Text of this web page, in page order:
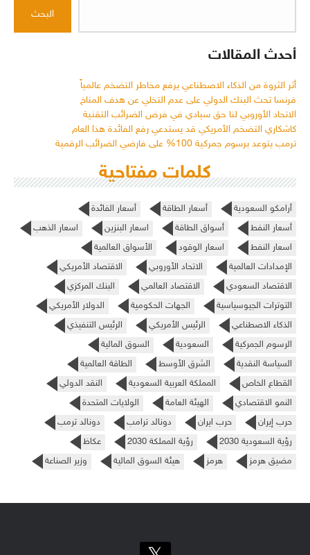
البحث
أحدث المقالات
أثر الثروة من الذكاء الاصطناعي يرفع مخاطر التضخم عالمياً
فرنسا تحث البنك الدولي على عدم التخلي عن هدف المناخ
الاتحاد الأوروبي لنا حق سيادي في فرض الضرائب التقنية
كاشكاري التضخم الأمريكي قد يستدعي رفع الفائدة هذا العام
ترمب يتوعد برسوم جمركية 100% على فارضي الضرائب الرقمية
كلمات مفتاحية
أرامكو السعودية أسعار الطاقة
أسعار الفائدة
أسعار النفط
أسواق الطاقة اسعار البنزين
اسعار الذهب
اسعار النفط
اسعار الوقود
الأسواق العالمية
الإمدادات العالمية
الاتحاد الأوروبي
الاقتصاد الأمريكي
الاقتصاد السعودي
الاقتصاد العالمي
البنك المركزي
التوترات الجيوسياسية
الجهات الحكومية
الدولار الأمريكي
الذكاء الاصطناعي
الرئيس الأمريكي
الرئيس التنفيذي
الرسوم الجمركية
السعودية
السوق المالية
السياسة النقدية
الشرق الأوسط
الطاقة العالمية
القطاع الخاص
المملكة العربية السعودية
النقد الدولي
النمو الاقتصادي
الهيئة العامة
الولايات المتحدة
حرب إيران
حرب ايران دونالد ترامب
دونالد ترمب
رؤية السعودية 2030
رؤية المملكة 2030
عكاظ
مضيق هرمز
هرمز هيئة السوق المالية وزير الصناعة